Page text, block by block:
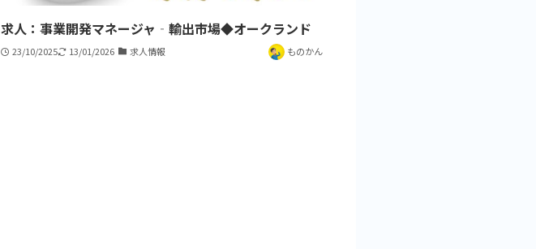
求人：事業開発マネージャ‐輸出市場◆オークランド
23/10/2025 13/01/2026 求人情報 ものかん